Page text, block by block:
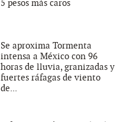
5 pesos más caros
Se aproxima Tormenta
intensa a México con 96
horas de lluvia, granizadas y
fuertes ráfagas de viento
de...